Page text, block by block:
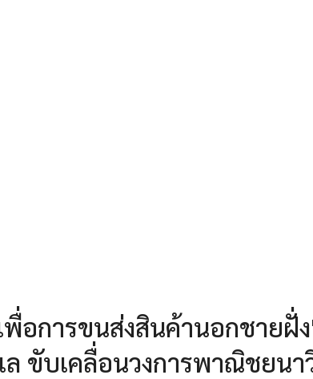
พื่อการขนส่งสินค้านอกชาย
ขับเคลื่อนวงการพาณิชยนา